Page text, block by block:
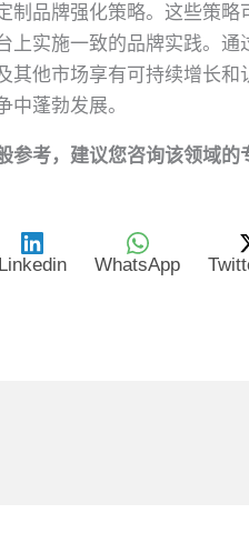
制品牌强化策略。这些策
上实施一致的品牌实践。
其他市场享有可持续增长
中蓬勃发展。
参考，建议您咨询该领域
Linkedin WhatsApp